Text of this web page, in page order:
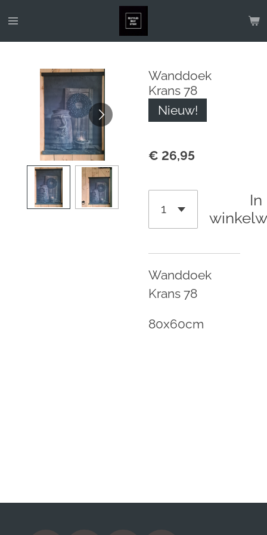
Ga
hoofdinhoud
Wanddoek
Krans 78
Nieuw!
€ 26,95
In
Wanddoek
Krans 78
80x60cm